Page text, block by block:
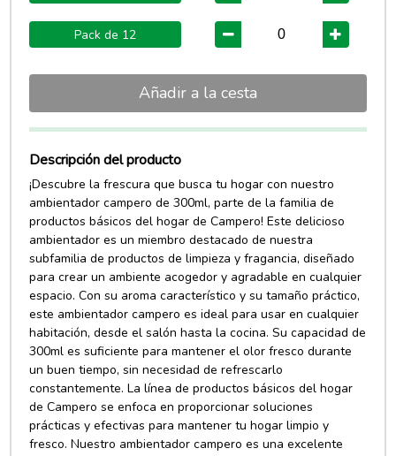
Pack de 12
Añadir a la cesta
Descripción del producto
¡Descubre la frescura que busca tu hogar con nuestro
ambientador campero de 300ml, parte de la familia de
productos básicos del hogar de Campero! Este delicioso
ambientador es un miembro destacado de nuestra
subfamilia de productos de limpieza y fragancia, diseñado
para crear un ambiente acogedor y agradable en cualquier
espacio. Con su aroma característico y su tamaño práctico,
este ambientador campero es ideal para usar en cualquier
habitación, desde el salón hasta la cocina. Su capacidad de
300ml es suficiente para mantener el olor fresco durante
un buen tiempo, sin necesidad de refrescarlo
constantemente. La línea de productos básicos del hogar
de Campero se enfoca en proporcionar soluciones
prácticas y efectivas para mantener tu hogar limpio y
fresco. Nuestro ambientador campero es una excelente